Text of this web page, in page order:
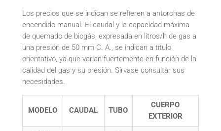
Los precios que se indican se refieren a antorchas de
encendido manual. El caudal y la capacidad máxima
de quemado de biogás, expresada en litros/h de gas a
una presión de 50 mm C. A., se indican a título
orientativo, ya que varían fuertemente en función de la
calidad del gas y su presión. Sírvase consultar sus
necesidades.
MODELO CAUDAL TUBO
CUERPO
EXTERIOR